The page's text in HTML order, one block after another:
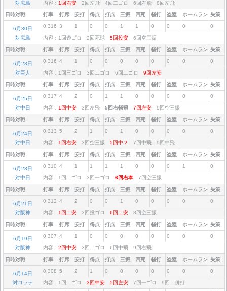
対広島 内容： 1回右安 2回左飛 4回二ゴロ 6回左飛 8回左飛
日時対戦 打率 打席 安打 得点 打点 三振 四死 犠打 盗塁 ホームラン 失策
6月30日
対広島
0.316 3 1 0 0 1 1 0 0 0 0
内容：1回遊ゴロ 2回死球 5回投安 6回空三振
日時対戦 打率 打席 安打 得点 打点 三振 四死 犠打 盗塁 ホームラン 失策
6月28日
対巨人
0.316 4 1 0 0 0 0 0 0 0 0
内容：1回三ゴロ 3回二ゴロ 6回二ゴロ 9回左安
日時対戦 打率 打席 安打 得点 打点 三振 四死 犠打 盗塁 ホームラン 失策
6月25日
対中日
0.317 4 2 0 1 1 0 0 0 0 0
内容： 1回中安 3回左飛 5回右犠飛 7回左安 9回空三振
日時対戦 打率 打席 安打 得点 打点 三振 四死 犠打 盗塁 ホームラン 失策
6月24日
対中日
0.313 5 2 1 0 1 0 0 0 0 0
内容： 1回右安 3回空三振 5回中２ 7回中飛 9回中飛
日時対戦 打率 打席 安打 得点 打点 三振 四死 犠打 盗塁 ホームラン 失策
6月23日
対中日
0.310 4 1 1 1 1 0 0 0 1 0
内容：1回二ゴロ 3回一ゴロ 6回右本 7回空三振
日時対戦 打率 打席 安打 得点 打点 三振 四死 犠打 盗塁 ホームラン 失策
6月21日
対阪神
0.312 4 2 0 0 1 0 0 0 0 0
内容： 1回二安 3回投ゴロ 6回二安 8回空三振
日時対戦 打率 打席 安打 得点 打点 三振 四死 犠打 盗塁 ホームラン 失策
6月19日
対阪神
0.307 4 1 0 0 0 0 0 0 0 0
内容： 2回中安 3回二ゴロ 6回中飛 9回右飛
日時対戦 打率 打席 安打 得点 打点 三振 四死 犠打 盗塁 ホームラン 失策
6月14日
対ロッテ
0.308 5 2 1 0 0 0 0 0 0 0
内容：1回二ゴロ 3回中安 5回左安 7回一ゴロ 9回二併打